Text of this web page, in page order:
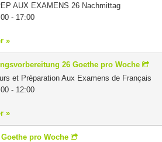
AUX EXAMENS 26 Nachmittag
- 17:00
»
26 Goethe pro Woche
et Préparation Aux Examens de Français
- 12:00
»
pro Woche